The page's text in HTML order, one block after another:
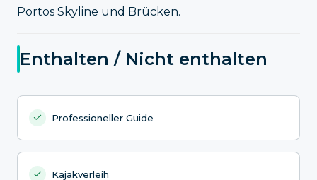
Portos Skyline und Brücken.
Enthalten / Nicht enthalten
Professioneller Guide
Kajakverleih